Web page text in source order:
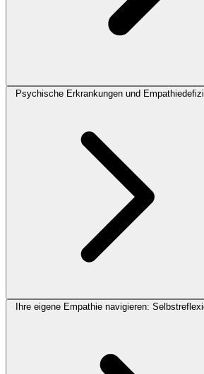
Psychische Erkrankungen und
Ihre eigene Empathie navigieren: